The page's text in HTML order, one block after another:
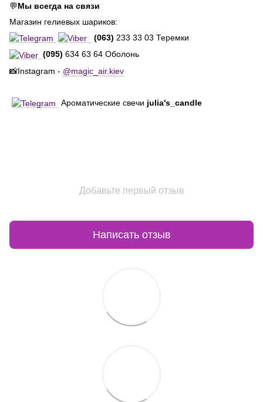
💬Мы всегда на связи
Магазин гелиевых шариков:
(063) 233 33 03 Теремки
(095) 634 63 64 Оболонь
📸Instagram - @magic_air.kiev
Ароматические свечи julia's_candle
Добавьте первый отзыв
Написать отзыв